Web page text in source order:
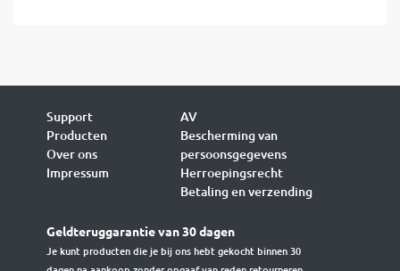
Support
Producten
Over ons
Impressum
AV
Bescherming van
persoonsgegevens
Herroepingsrecht
Betaling en verzending
Geldteruggarantie van 30 dagen
Je kunt producten die je bij ons hebt gekocht binnen 30